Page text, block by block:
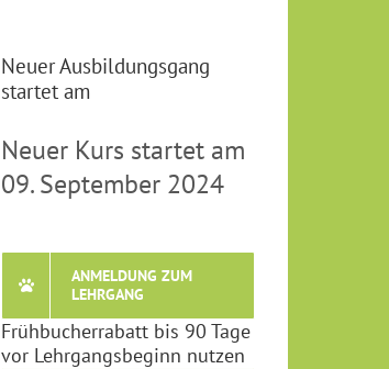
Neuer Ausbildungsgang
startet am
Neuer Kurs startet am
09. September 2024
ANMELDUNG ZUM
LEHRGANG
Frühbucherrabatt bis 90 Tage
vor Lehrgangsbeginn nutzen